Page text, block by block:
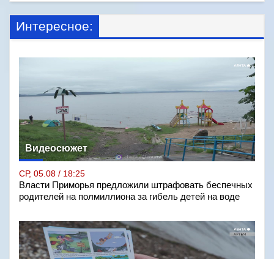
Интересное:
Видеосюжет
СР, 05.08 / 18:25
Власти Приморья предложили штрафовать беспечных
родителей на полмиллиона за гибель детей на воде